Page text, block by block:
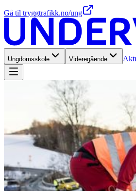
Gå til tryggtrafikk.no/ung
Ungdomsskole Videregående